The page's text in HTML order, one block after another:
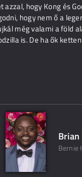
hogy Kong és
hogy nem ő a
még valami a föld
is. De ha ők
Bernie